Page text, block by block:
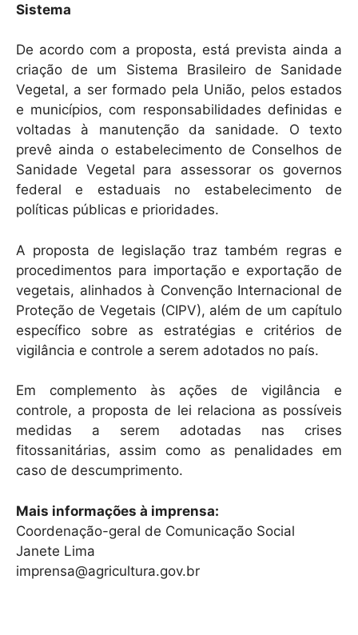
Sistema
De acordo com a proposta, está prevista ainda a
criação de um Sistema Brasileiro de Sanidade
Vegetal, a ser formado pela União, pelos estados
e municípios, com responsabilidades definidas e
voltadas à manutenção da sanidade. O texto
prevê ainda o estabelecimento de Conselhos de
Sanidade Vegetal para assessorar os governos
federal e estaduais no estabelecimento de
políticas públicas e prioridades.
A proposta de legislação traz também regras e
procedimentos para importação e exportação de
vegetais, alinhados à Convenção Internacional de
Proteção de Vegetais (CIPV), além de um capítulo
específico sobre as estratégias e critérios de
vigilância e controle a serem adotados no país.
Em complemento às ações de vigilância e
controle, a proposta de lei relaciona as possíveis
medidas a serem adotadas nas crises
fitossanitárias, assim como as penalidades em
caso de descumprimento.
Mais informações à imprensa:
Coordenação-geral de Comunicação Social
Janete Lima
imprensa@agricultura.gov.br